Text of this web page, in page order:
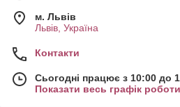
м. Львів
Львів, Україна
Контакти
Сьогодні працює з 10:00 до
Показати весь графік роботи